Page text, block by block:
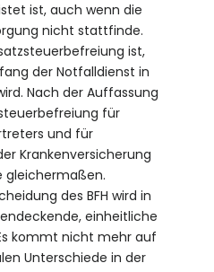
ist, auch wenn die
nicht stattfinde.
ist,
der Notfalldienst in
Nach der Auffassung
für
und für
Krankenversicherung
gleichermaßen.
des BFH wird in
einheitliche
kommt nicht mehr auf
Unterschiede in der